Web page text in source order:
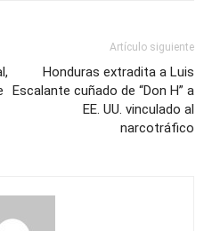
Artículo siguiente
Honduras extradita a Luis
Escalante cuñado de “Don H” a
EE. UU. vinculado al
narcotráfico